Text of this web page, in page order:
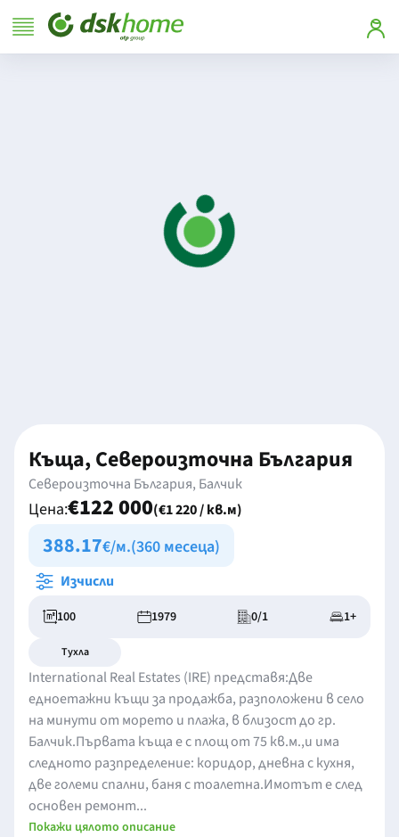
Къща, Североизточна България
Североизточна България, Балчик
Цена:€122 000(€1 220 / кв.м)
388.17€/м.(360 месеца)
Изчисли
100 1979 0/1 1+
Тухла
International Real Estates (IRE) представя:Две
едноетажни къщи за продажба, разположени в село
на минути от морето и плажа, в близост до гр.
Балчик.Първата къща е с площ от 75 кв.м.,и има
следното разпределение: коридор, дневна с кухня,
две големи спални, баня с тоалетна.Имотът е след
основен ремонт...
Покажи цялото описание